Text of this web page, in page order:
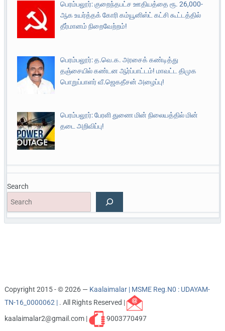
பெரம்பலூர்: குறைந்தபட்ச ஊதியத்தை ரூ. 26,000-
ஆக உயர்த்தக் கோரி கம்யூனிஸ்ட் கட்சி கூட்டத்தில்
தீர்மானம் நிறைவேற்றம்!
பெரம்பலூர்: த.வெ.க. அரசைக் கண்டித்து
தஞ்சையில் கண்டன ஆர்ப்பாட்டம்! மாவட்ட திமுக
பொறுப்பாளர் வீ.ஜெகதீசன் அழைப்பு!
பெரம்பலூர்: பேரளி துணை மின் நிலையத்தில் மின்
தடை அறிவிப்பு!
Search
Copyright 2015 - © 2026 — Kaalaimalar | MSME Reg.N0 : UDAYAM-
TN-16_0000062 | . All Rights Reserved |
kaalaimalar2@gmail.com |
9003770497